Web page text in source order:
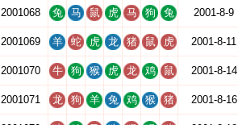
2001068 兔 马 鼠 虎 马 狗 兔 2001-8-9
2001069 羊 蛇 虎 龙 猪 鼠 虎 2001-8-11
2001070 牛 狗 猴 虎 龙 鸡 鼠 2001-8-14
2001071 龙 狗 羊 兔 鸡 猴 猪 2001-8-16